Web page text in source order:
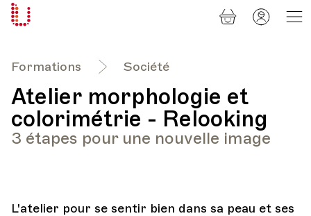
Formations Société
Atelier morphologie et
colorimétrie - Relooking
3 étapes pour une nouvelle image
L'atelier pour se sentir bien dans sa peau et ses
Panier
Mon